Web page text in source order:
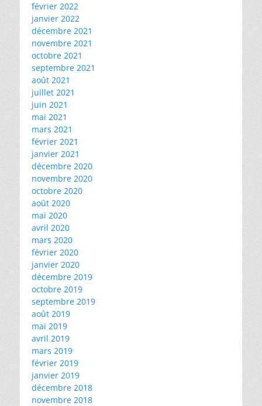
février 2022
janvier 2022
décembre 2021
novembre 2021
octobre 2021
septembre 2021
août 2021
juillet 2021
juin 2021
mai 2021
mars 2021
février 2021
janvier 2021
décembre 2020
novembre 2020
octobre 2020
août 2020
mai 2020
avril 2020
mars 2020
février 2020
janvier 2020
décembre 2019
octobre 2019
septembre 2019
août 2019
mai 2019
avril 2019
mars 2019
février 2019
janvier 2019
décembre 2018
novembre 2018